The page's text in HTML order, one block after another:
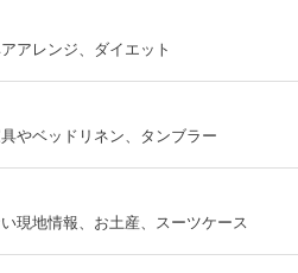
アレンジ、ダイエット
やベッドリネン、タンブラー
現地情報、お土産、スーツケース